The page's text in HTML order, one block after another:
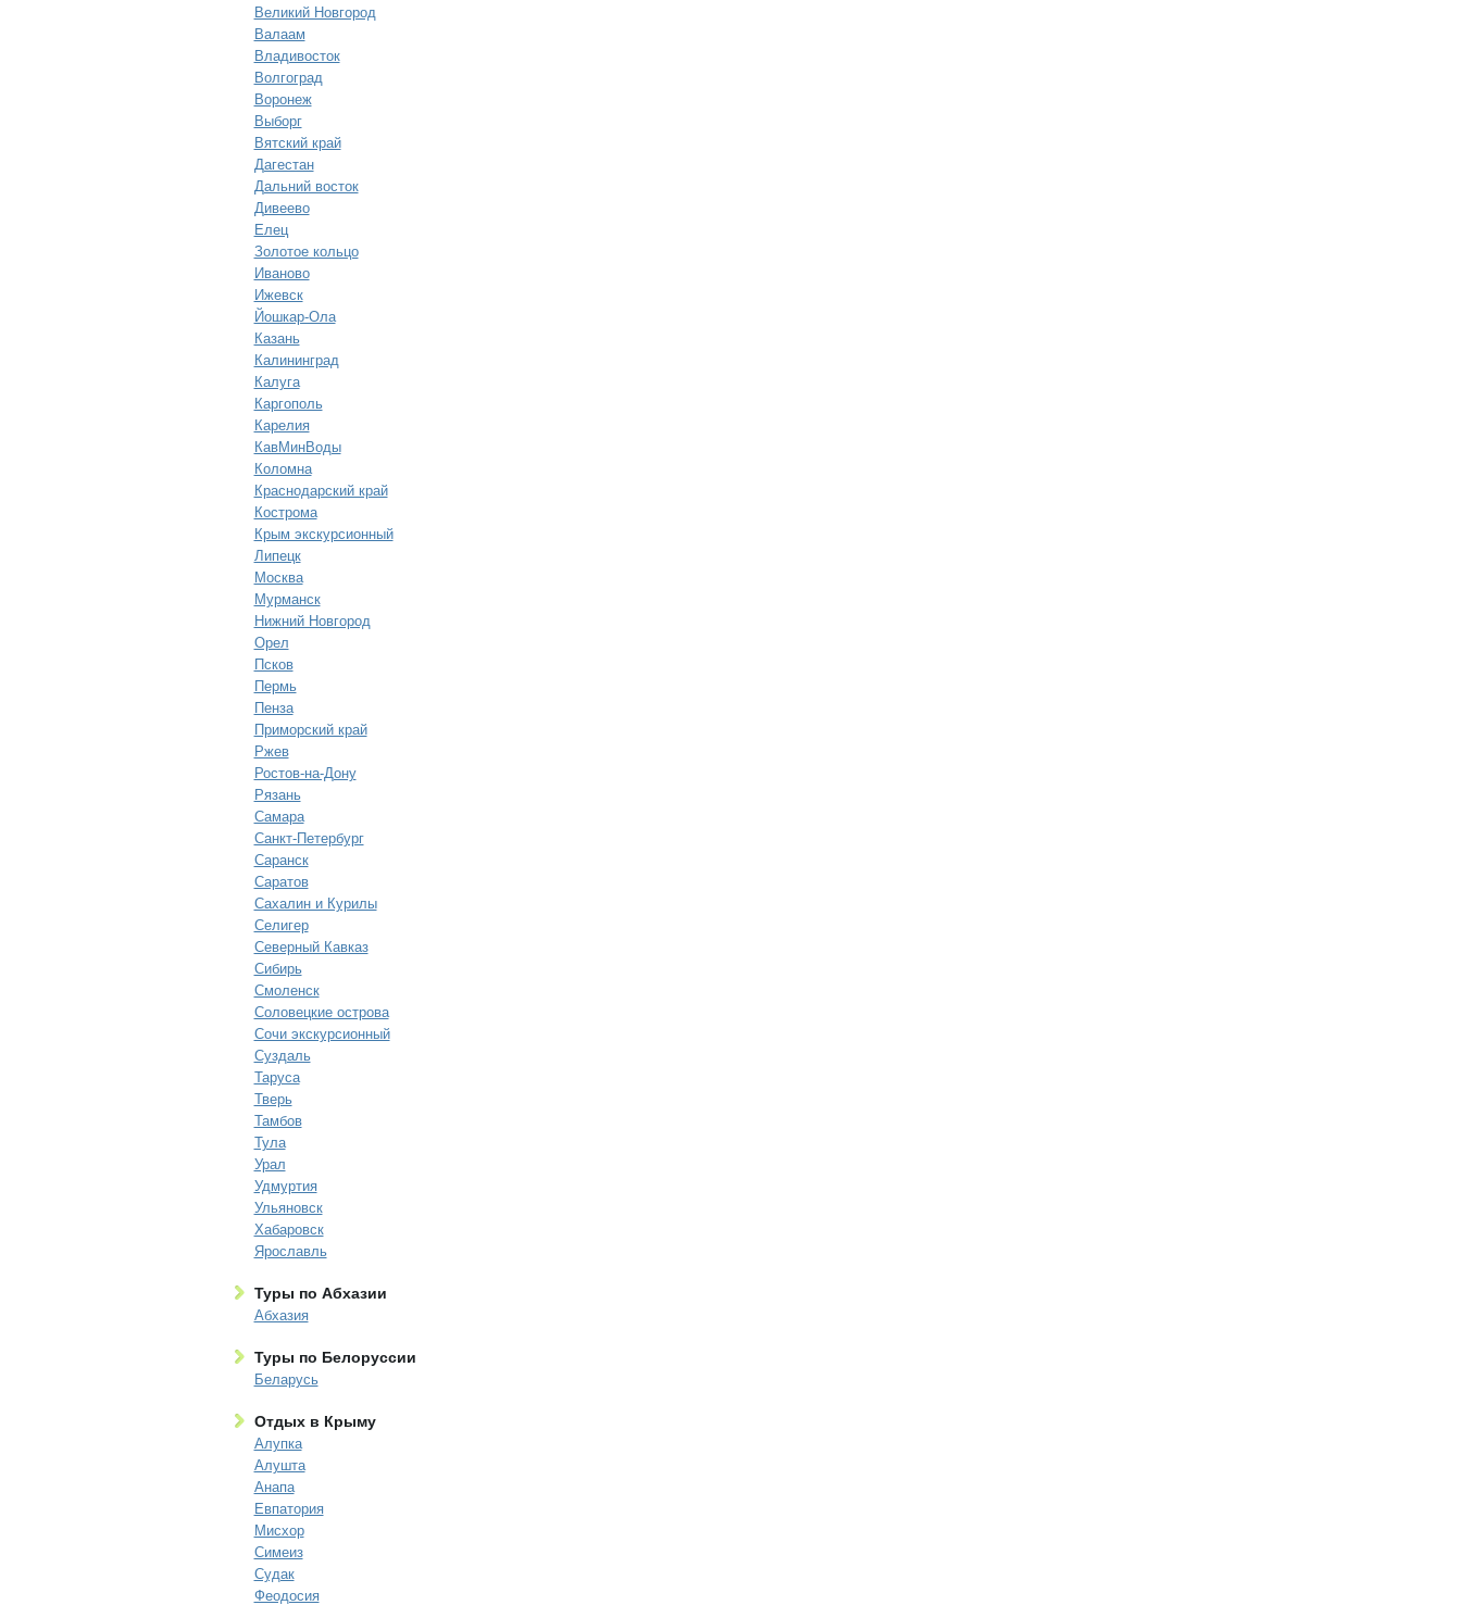
Великий Новгород
Валаам
Владивосток
Волгоград
Воронеж
Выборг
Вятский край
Дагестан
Дальний восток
Дивеево
Елец
Золотое кольцо
Иваново
Ижевск
Йошкар-Ола
Казань
Калининград
Калуга
Каргополь
Карелия
КавМинВоды
Коломна
Краснодарский край
Кострома
Крым экскурсионный
Липецк
Москва
Мурманск
Нижний Новгород
Орел
Псков
Пермь
Пенза
Приморский край
Ржев
Ростов-на-Дону
Рязань
Самара
Санкт-Петербург
Саранск
Саратов
Сахалин и Курилы
Селигер
Северный Кавказ
Сибирь
Смоленск
Соловецкие острова
Сочи экскурсионный
Суздаль
Таруса
Тверь
Тамбов
Тула
Урал
Удмуртия
Ульяновск
Хабаровск
Ярославль
Туры по Абхазии
Абхазия
Туры по Белоруссии
Беларусь
Отдых в Крыму
Алупка
Алушта
Анапа
Евпатория
Мисхор
Симеиз
Судак
Феодосия